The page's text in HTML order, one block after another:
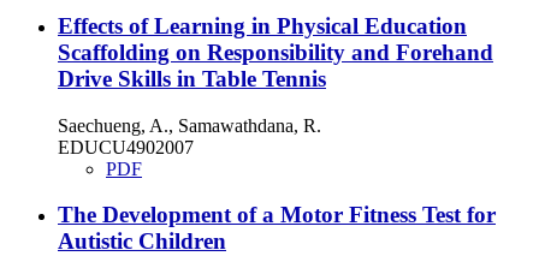
Effects of Learning in Physical Education
Scaffolding on Responsibility and Forehand
Drive Skills in Table Tennis
Saechueng, A., Samawathdana, R.
EDUCU4902007
PDF
The Development of a Motor Fitness Test for
Autistic Children